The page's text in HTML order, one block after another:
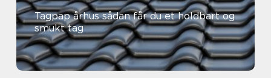
Tagpap århus sådan får du et holdbart og
smukt tag